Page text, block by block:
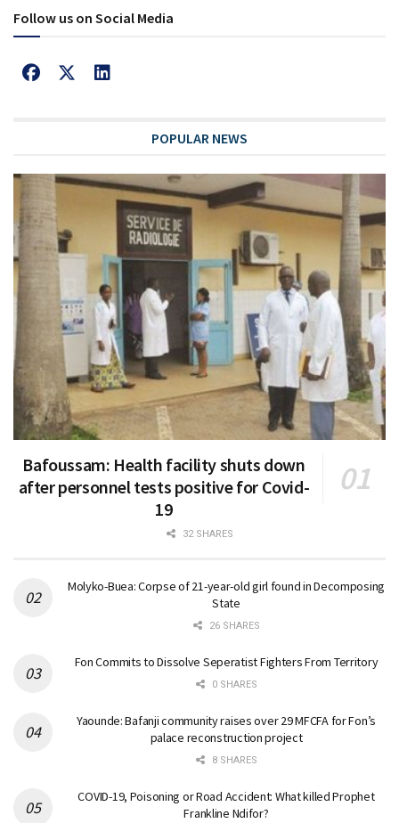
Follow us on Social Media
POPULAR NEWS
Bafoussam: Health facility shuts down
after personnel tests positive for Covid-
19
32 SHARES
Molyko-Buea: Corpse of 21-year-old girl found in Decomposing
State
26 SHARES
Fon Commits to Dissolve Seperatist Fighters From Territory
0 SHARES
Yaounde: Bafanji community raises over 29 MFCFA for Fon’s
palace reconstruction project
8 SHARES
COVID-19, Poisoning or Road Accident: What killed Prophet
Frankline Ndifor?